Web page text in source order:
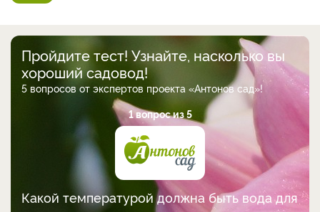
Пройдите тест! Узнайте, насколько вы
хороший садовод!
5 вопросов от экспертов проекта «Антонов сад»!
1 вопрос из 5
Какой температурой должна быть вода для